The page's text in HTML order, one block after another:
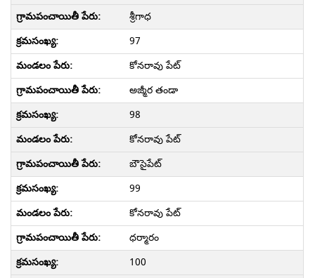
శ్రీగాధ
97
కోనరావు పేట్
అజ్మీర తండా
98
కోనరావు పేట్
బౌసైపేట్
99
కోనరావు పేట్
ధర్మారం
100